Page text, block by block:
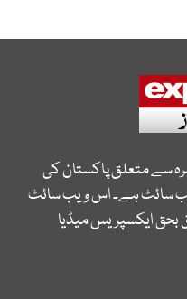
سے متعلق پاکستان کی
سائٹ ہے۔ اس ویب سائٹ
بحق ایکسپریس میڈیا